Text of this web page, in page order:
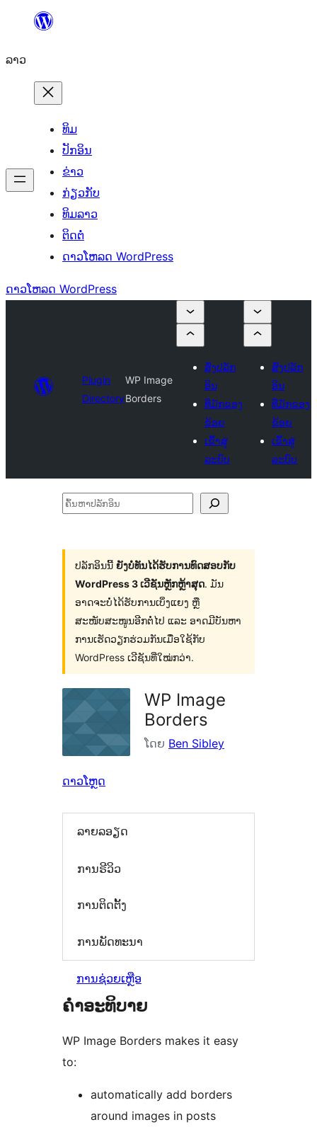
ທີ່
ເນື້ອຫາ
ລາວ
ທິມ
ປັກອິນ
ຂ່າວ
ກ່ຽວກັບ
ທິມລາວ
ຕິດຕໍ່
ດາວໂຫລດ WordPress
ດາວໂຫລດ WordPress
Plugin
Directory
WP Image
Borders
ສົ່ງປລັກ
ອິນ
ທີ່ມັກຂອງ
ຂ້ອຍ
ເຂົ້າສູ່
ລະບົບ
ສົ່ງປລັກ
ອິນ
ທີ່ມັກຂອງ
ຂ້ອຍ
ເຂົ້າສູ່
ລະບົບ
ຄົ້ນ
ລັກ
ອິນ
ປລັກອິນນີ້ ຍັງບໍ່ທັນໄດ້ຮັບການທົດສອບກັບ
WordPress 3 ເວີຊັນຫຼັກຫຼ້າສຸດ. ມັນ
ອາດຈະບໍ່ໄດ້ຮັບການເບິ່ງແຍງ ຫຼື
ສະໜັບສະໜູນອີກຕໍ່ໄປ ແລະ ອາດມີບັນຫາ
ການເຮັດວຽກຮ່ວມກັນເມື່ອໃຊ້ກັບ
WordPress ເວີຊັນທີ່ໃໝ່ກວ່າ.
WP Image
Borders
ໂດຍ Ben Sibley
ດາວໂຫຼດ
ລາຍລອຽດ
ການຣີວິວ
ການຕິດຕັ້ງ
ການພັດທະນາ
ການຊ່ວຍເຫຼືອ
ຄຳອະທິບາຍ
WP Image Borders makes it easy
to:
automatically add borders
around images in posts